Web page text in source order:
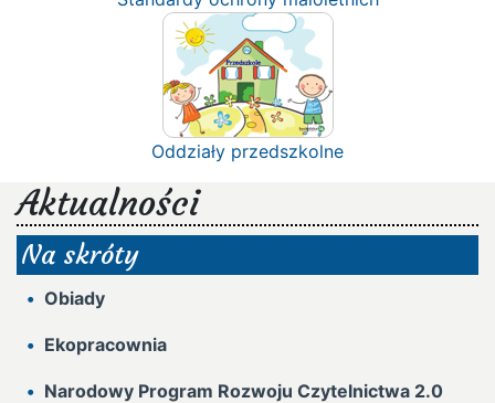
Oddziały przedszkolne
Aktualności
Na skróty
Obiady
Ekopracownia
Narodowy Program Rozwoju Czytelnictwa 2.0